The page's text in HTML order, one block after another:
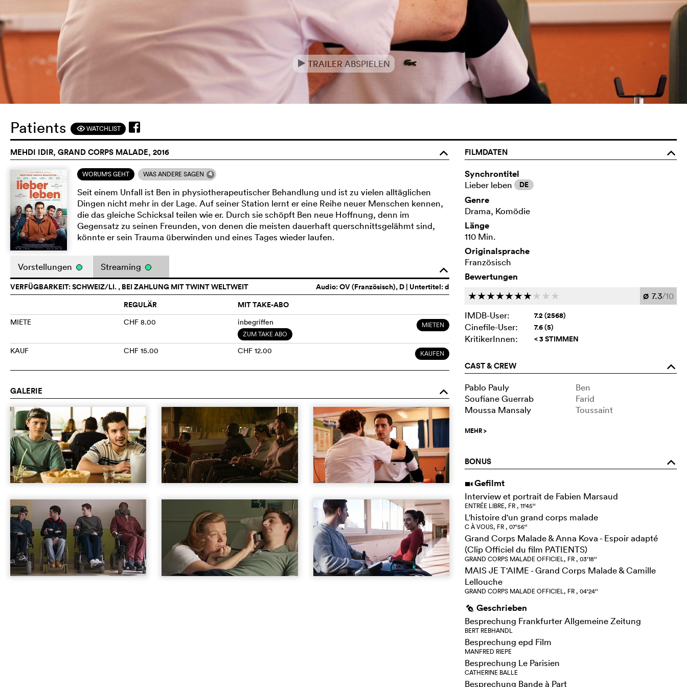
e TRAILER ABSPIELEN
Patients FWATCHLIST
MEHDI IDIR, GRAND CORPS MALADE, 2016 o
WORUM'S GEHT WAS ANDERE SAGEN 4
Seit einem Unfall ist Ben in physiotherapeutischer Behandlung und ist zu vielen alltäglichen
Dingen nicht mehr in der Lage. Auf seiner Station lernt er eine Reihe neuer Menschen kennen,
die das gleiche Schicksal teilen wie er. Durch sie schöpft Ben neue Hoffnung, denn im
Gegensatz zu seinen Freunden, von denen die meisten dauerhaft querschnittsgelähmt sind,
könnte er sein Trauma überwinden und eines Tages wieder laufen.
o
Vorstellungen Streaming
Audio:OV (Französisch), D | Untertitel: d
VERFÜGBARKEIT: SCHWEIZ/LI. , BEI ZAHLUNG MIT TWINT WELTWEIT
REGULÄR
MIT TAKE-ABO
MIETE CHF 8.00 inbegriffen
ZUM TAKE ABO
MIETEN
KAUF CHF 15.00 CHF 12.00 KAUFEN
GALERIE o
FILMDATEN
o
Synchrontitel
Lieber leben DE
Genre
Drama, Komödie
Länge
110 Min.
Originalsprache
Französisch
Bewertungen
ccccccc c c c Ø 7.3/10
IMDB-User:
7.2 (2568)
Cinefile-User: 7.6 (5)
KritikerInnen: < 3 STIMMEN
CAST & CREW o
Pablo Pauly
Ben
Soufiane Guerrab
Farid
Moussa Mansaly
Toussaint
MEHR>
BONUS o
i Gefilmt
Interview et portrait de Fabien Marsaud
ENTRÉE LIBRE, FR , 11‘45‘‘
L'histoire d'un grand corps malade
C À VOUS, FR , 07‘56‘‘
Grand Corps Malade & Anna Kova - Espoir adapté
(Clip Officiel du film PATIENTS)
GRAND CORPS MALADE OFFICIEL, FR , 03‘18‘‘
MAIS JE T'AIME - Grand Corps Malade & Camille
Lellouche
GRAND CORPS MALADE OFFICIEL, FR , 04‘24‘‘
g Geschrieben
Besprechung Frankfurter Allgemeine Zeitung
BERT REBHANDL
Besprechung epd Film
MANFRED RIEPE
Besprechung Le Parisien
CATHERINE BALLE
Besprechung Bande à Part